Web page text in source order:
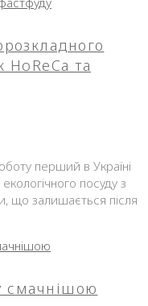
та
перший в Україні
посуду з
що залишається після
смачнішою